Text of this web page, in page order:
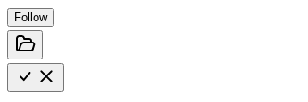
Follow